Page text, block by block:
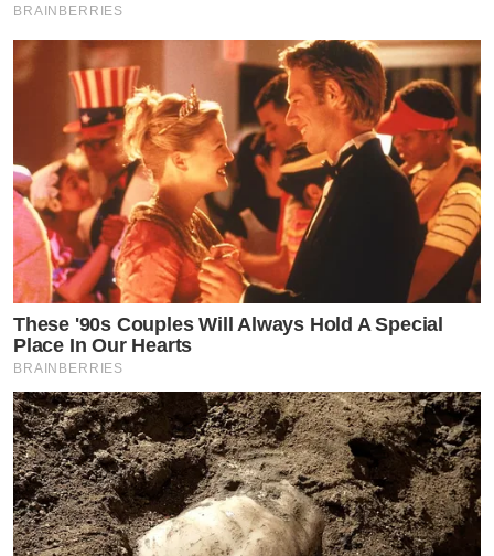
BRAINBERRIES
These '90s Couples Will Always Hold A Special
Place In Our Hearts
BRAINBERRIES